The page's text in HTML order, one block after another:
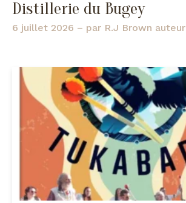
Distillerie du Bugey
6 juillet 2026 – par R.J Brown auteur